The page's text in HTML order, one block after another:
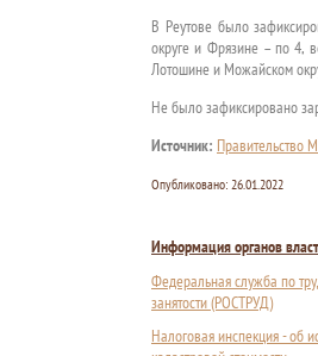
В Реутове было
округе и Фрязине – по 4,
Лотошине и Можайском
Не было зафиксировано
Источник: Правительство
Опубликовано: 26.01.2022
Информация органов
Федеральная служба по
занятости (РОСТРУД)
Налоговая инспекция - об